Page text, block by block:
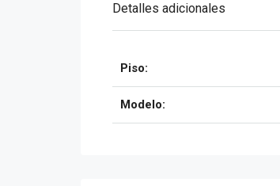
Detalles adicionales
Piso:
Modelo: